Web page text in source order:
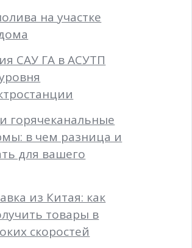
на участке
САУ ГА в АСУТП
горячеканальные
в чем разница и
для вашего
из Китая: как
товары в
скоростей